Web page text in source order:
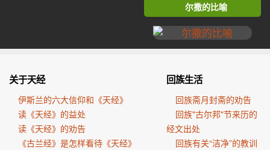
尔撒的比喻
关于天经
伊斯兰的六大信仰和《天经》
读《天经》的益处
读《天经》的劝告
《古兰经》是怎样看待《天经》
回族生活
回族斋月封斋的劝告
回族"古尔邦"节来历的
经文出处
回族有关“洁净”的教训